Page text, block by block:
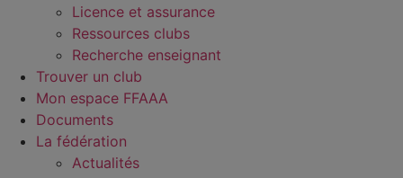
Licence et assurance
Ressources clubs
Recherche enseignant
Trouver un club
Mon espace FFAAA
Documents
La fédération
Actualités